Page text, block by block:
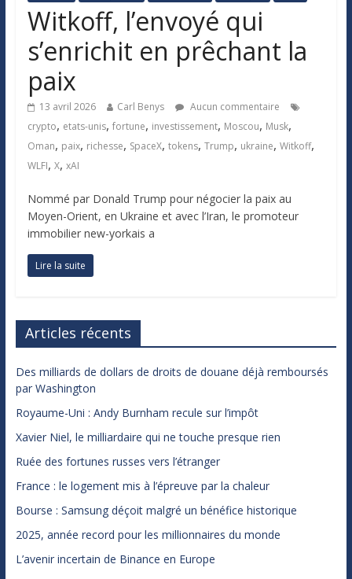
Witkoff, l’envoyé qui
s’enrichit en prêchant la
paix
13 avril 2026 Carl Benys
Aucun commentaire
crypto, etats-unis, fortune, investissement, Moscou, Musk,
Oman, paix, richesse, SpaceX, tokens, Trump, ukraine, Witkoff,
WLFI, X, xAI
Nommé par Donald Trump pour négocier la paix au
Moyen-Orient, en Ukraine et avec l’Iran, le promoteur
immobilier new-yorkais a
Lire la suite
Articles récents
Des milliards de dollars de droits de douane déjà remboursés
par Washington
Royaume-Uni : Andy Burnham recule sur l’impôt
Xavier Niel, le milliardaire qui ne touche presque rien
Ruée des fortunes russes vers l’étranger
France : le logement mis à l’épreuve par la chaleur
Bourse : Samsung déçoit malgré un bénéfice historique
2025, année record pour les millionnaires du monde
L’avenir incertain de Binance en Europe